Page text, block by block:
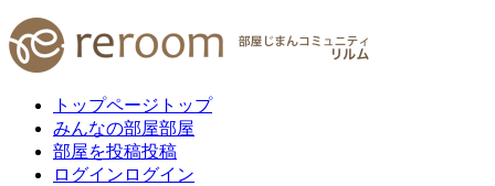
トップページ トップ
みんなの部屋部屋
部屋を投稿投稿
ログイン ログイン